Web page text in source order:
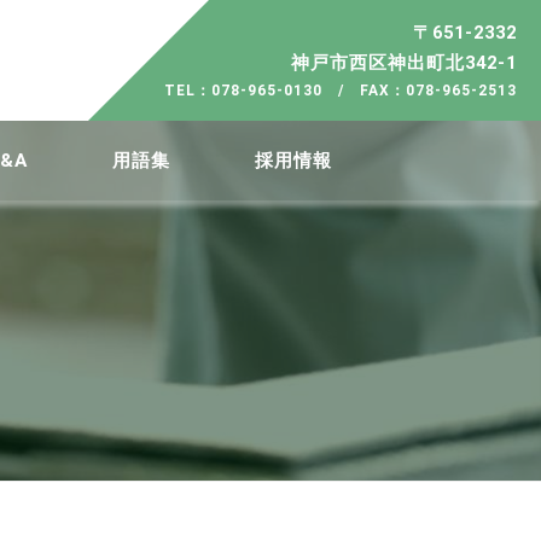
〒651-2332
神戸市西区神出町北342-1
TEL：078-965-0130 / FAX：078-965-2513
用語集 採用情報